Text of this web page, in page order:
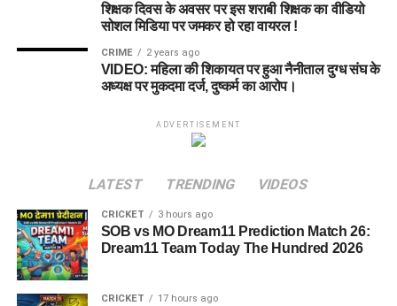
शिक्षक दिवस के अवसर पर इस शराबी शिक्षक का वीडियो
सोशल मिडिया पर जमकर हो रहा वायरल !
CRIME 2 years ago
VIDEO: महिला की शिकायत पर हुआ नैनीताल दुग्ध संघ के
अध्यक्ष पर मुकदमा दर्ज, दुष्कर्म का आरोप।
ADVERTISEMENT
LATEST TRENDING VIDEOS
CRICKET 3 hours ago
SOB vs MO Dream11 Prediction Match 26:
Dream11 Team Today The Hundred 2026
CRICKET 17 hours ago